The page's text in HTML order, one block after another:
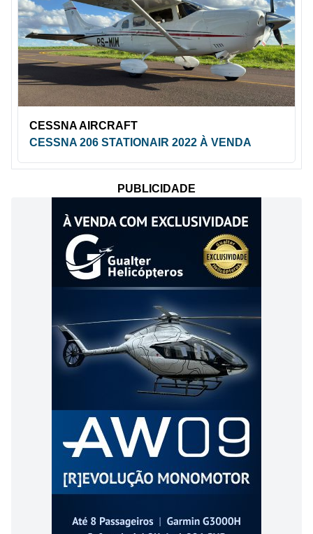
CESSNA AIRCRAFT
CESSNA 206 STATIONAIR 2022 À VENDA
PUBLICIDADE